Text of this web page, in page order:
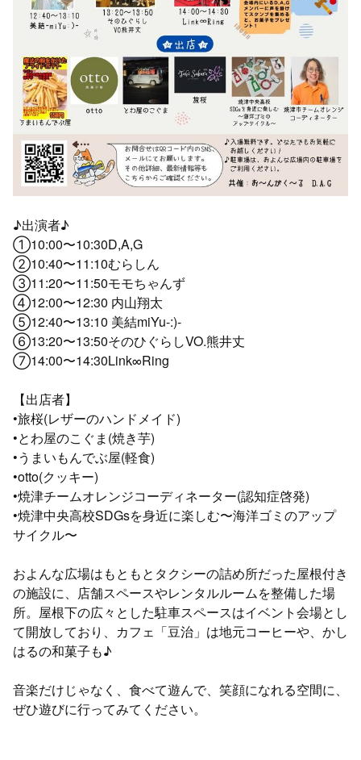
♪出演者♪
①10:00〜10:30D,A,G
②10:40〜11:10むらしん
③11:20〜11:50モモちゃんず
④12:00〜12:30 内山翔太
⑤12:40〜13:10 美結miYu-:)-
⑥13:20〜13:50そのひぐらしVO.熊井丈
⑦14:00〜14:30Link∞Ring
【出店者】
•旅桜(レザーのハンドメイド)
•とわ屋のこぐま(焼き芋)
•うまいもんでぶ屋(軽食)
•otto(クッキー)
•焼津チームオレンジコーディネーター(認知症啓発)
•焼津中央高校SDGsを身近に楽しむ〜海洋ゴミのアップ
サイクル〜
およんな広場はもともとタクシーの詰め所だった屋根付き
の施設に、店舗スペースやレンタルルームを整備した場
所。屋根下の広々とした駐車スペースはイベント会場とし
て開放しており、カフェ「豆治」は地元コーヒーや、かし
はるの和菓子も♪
音楽だけじゃなく、食べて遊んで、笑顔になれる空間に、
ぜひ遊びに行ってみてください。